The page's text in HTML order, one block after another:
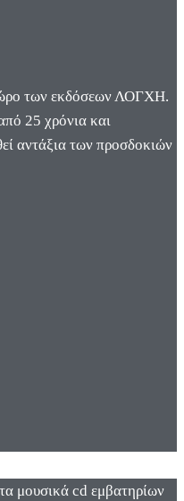
των εκδόσεων ΛΟΓΧΗ.
25 χρόνια και
αντάξια των προσδοκιών
μουσικά cd εμβατηρίων